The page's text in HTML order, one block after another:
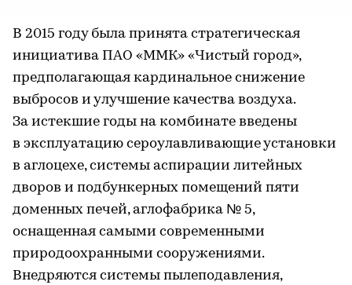
В 2015 году была принята стратегическая
инициатива ПАО «ММК» «Чистый город»,
предполагающая кардинальное снижение
выбросов и улучшение качества воздуха.
За истекшие годы на комбинате введены
в эксплуатацию сероулавливающие установки
в аглоцехе, системы аспирации литейных
дворов и подбункерных помещений пяти
доменных печей, аглофабрика № 5,
оснащенная самыми современными
природоохранными сооружениями.
Внедряются системы пылеподавления,